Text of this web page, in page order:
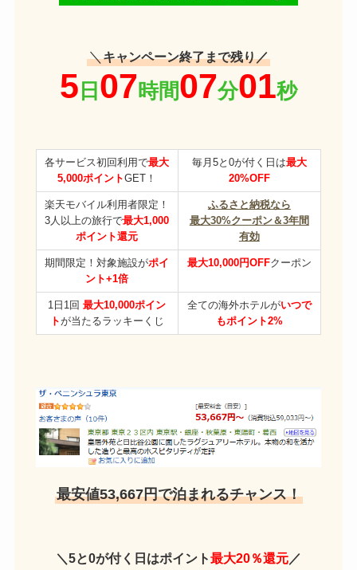
＼キャンペーン終了まで残り／
各サービス初回利用で最大
5,000ポイントGET！
毎月5と0が付く日は最大
20%OFF
楽天モバイル利用者限定！
3人以上の旅行で最大1,000
ポイント還元
ふるさと納税なら
最大30%クーポン＆3年間
有効
期間限定！対象施設がポイ
ント+1倍
最大10,000円OFFクーポン
1日1回最大10,000ポイン
トが当たるラッキーくじ
全ての海外ホテルがいつで
もポイント2%
最安値53,667円で泊まれるチャンス！
＼5と0が付く日はポイント最大20％還元／